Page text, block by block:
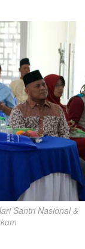
Santri Nasional &